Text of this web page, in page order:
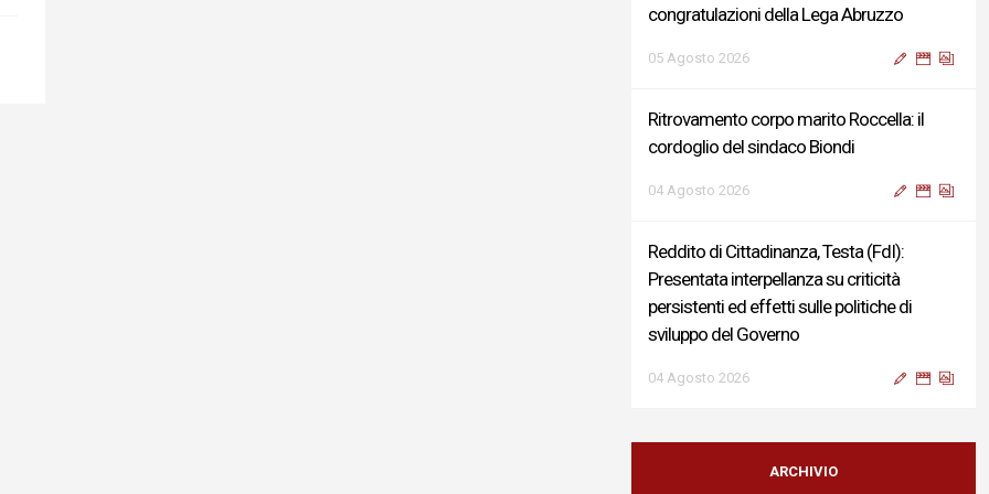
congratulazioni della Lega Abruzzo
05 Agosto 2026
Ritrovamento corpo marito Roccella: il
cordoglio del sindaco Biondi
04 Agosto 2026
Reddito di Cittadinanza, Testa (FdI):
Presentata interpellanza su criticità
persistenti ed effetti sulle politiche di
sviluppo del Governo
04 Agosto 2026
Sigismondi, Liris e Testa: “Profondo
cordoglio e vicinanza al Ministro Roccella e
ARCHIVIO